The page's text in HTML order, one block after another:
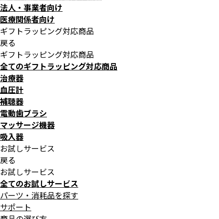
法人・事業者向け
医療関係者向け
ギフトラッピング対応商品
戻る
ギフトラッピング対応商品
全てのギフトラッピング対応商品
治療器
血圧計
補聴器
電動歯ブラシ
マッサージ機器
吸入器
お試しサービス
戻る
お試しサービス
全てのお試しサービス
パーツ・消耗品を探す
サポート